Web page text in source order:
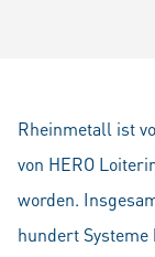
Rheinmetall ist
von HERO
worden.
hundert